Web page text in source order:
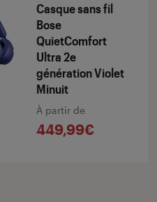
Casque sans fil
Bose
QuietComfort
Ultra 2e
génération Violet
Minuit
À partir de
449,99€